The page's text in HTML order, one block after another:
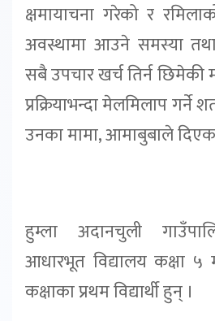
क्षमायाचना गरेको र
अवस्थामा आउने समस्या
सबै उपचार खर्च तिर्न छिमेकी
प्रक्रियाभन्दा मेलमिलाप गर्ने
उनका मामा, आमाबुबाले
हुम्ला अदानचुली
आधारभूत विद्यालय कक्षा ५
कक्षाका प्रथम विद्यार्थी हुन् ।